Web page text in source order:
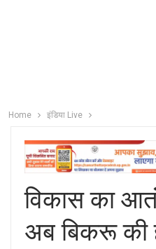
Home इंडिया Live
विकास का
अब बिकरू की